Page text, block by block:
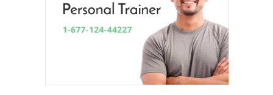
En Vital estamos esperando tu llamada.
Ponete en contacto con nosotros y